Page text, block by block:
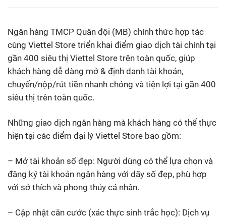
Ngân hàng TMCP Quân đội (MB) chính thức hợp tác
cùng Viettel Store triển khai điểm giao dịch tài chính tại
gần 400 siêu thị Viettel Store trên toàn quốc, giúp
khách hàng dễ dàng mở & định danh tài khoản,
chuyển/nộp/rút tiền nhanh chóng và tiện lợi tại gần 400
siêu thị trên toàn quốc.
Những giao dịch ngân hàng mà khách hàng có thể thực
hiện tại các điểm đại lý Viettel Store bao gồm:
– Mở tài khoản số đẹp: Người dùng có thể lựa chọn và
đăng ký tài khoản ngân hàng với dãy số đẹp, phù hợp
với sở thích và phong thủy cá nhân.
– Cập nhật căn cước (xác thực sinh trắc học): Dịch vụ